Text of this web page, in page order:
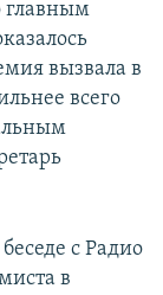
главным
вызвала в
всего
с Радио
в